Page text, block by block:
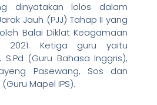
dinyatakan lolos dalam
Jauh (PJJ) Tahap II yang
Balai Diklat Keagamaan
2021. Ketiga guru yaitu
(Guru Bahasa Inggris),
Pasewang, Sos dan
Mapel IPS).